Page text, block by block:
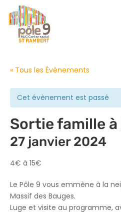
« Tous les Évènements
Cet évènement est passé
Sortie famille à
27 janvier 2024
4€ à 15€
Le Pôle 9 vous emmène à la
Massif des Bauges.
Luge et visite au programme,